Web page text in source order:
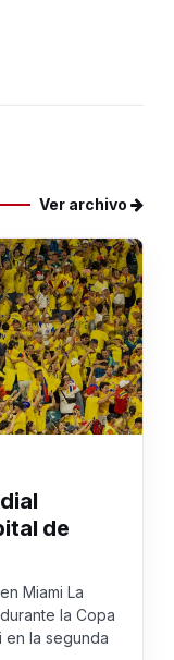
Ver archivo
de
Miami La
la Copa
en la segunda